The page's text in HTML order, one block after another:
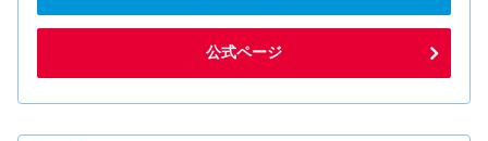
公式ページ